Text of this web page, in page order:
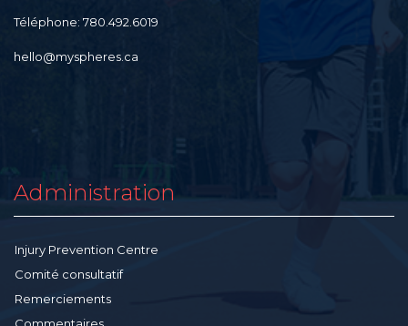
Téléphone: 780.492.6019
hello@myspheres.ca
Administration
Injury Prevention Centre
Comité consultatif
Remerciements